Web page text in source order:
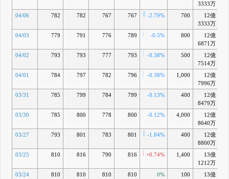
3333万
04/06 782 782 767 767 -2.79% 700
12億
3333万
04/03 779 791 776 789 -0.5% 800
12億
6871万
04/02 793 793 777 793 -0.38% 500
12億
7514万
04/01 784 797 782 796 -0.38% 1,000
12億
7996万
03/31 785 799 784 799 -0.13% 400
12億
8479万
03/30 785 800 778 800 -0.12% 4,000
12億
8640万
03/27 793 801 783 801 -1.84% 400
12億
8800万
03/25 810 816 790 816 +0.74% 1,400
13億
1212万
03/24 810 810 810 810 0% 100
13億